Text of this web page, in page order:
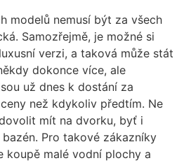
modelů nemusí být za všech
Samozřejmě, je možné si
verzi, a taková může stát
dokonce více, ale
už dnes k dostání za
než kdykoliv předtím. Ne
mít na dvorku, byť i
Pro takové zákazníky
koupě malé vodní plochy a